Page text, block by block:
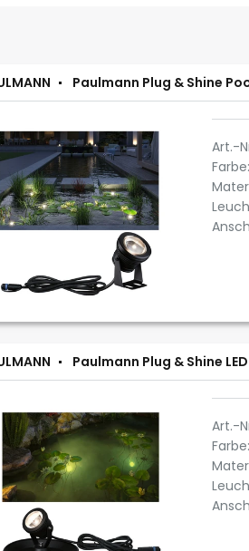
Paulmann Plug & Shine
Art.-
Farbe:
Paulmann Plug & Shine
Art.-
Farbe: